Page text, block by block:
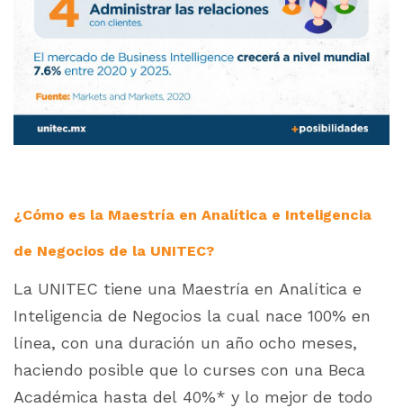
¿Cómo es la Maestría en Analítica e Inteligencia
de Negocios de la UNITEC?
La UNITEC tiene una Maestría en Analítica e
Inteligencia de Negocios la cual nace 100% en
línea, con una duración un año ocho meses,
haciendo posible que lo curses con una Beca
Académica hasta del 40%* y lo mejor de todo